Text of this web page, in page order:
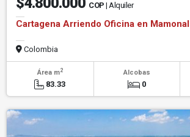
COP | Alquiler
Cartagena Arriendo Oficina en Mamonal
Colombia
Área m2
83.33
Alcobas
0